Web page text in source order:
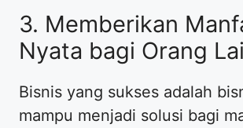
3. Memberikan
Nyata bagi Orang
Bisnis yang sukses adalah
mampu menjadi solusi bagi